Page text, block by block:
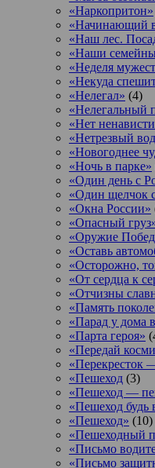
«Наркопритон»
«Начинающий
«Наш лес.
«Наши
«Неделя
«Некуда
«Нелегал» (4)
«Нелегальный
«Нет
«Нетрезвый
«Новогоднее
«Ночь в парке»
«Один день с
«Один щелчок
«Окна России»
«Опасный
«Оружие
«Оставь
«Осторожно,
«От сердца к
«Отчизны
«Память
«Парад у дома
«Парта героя»
«Передай
«Перекресток
«Пешеход (3)
«Пешеход —
«Пешеход будь
«Пешеход» (10)
«Пешеходный
«Письмо
«Письмо